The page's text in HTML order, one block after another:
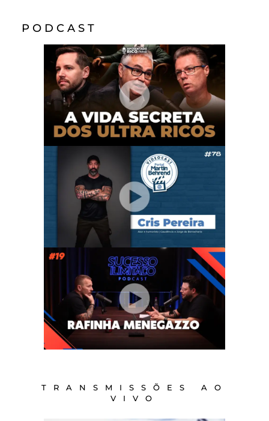
P O D C A S T
TRANSMISSÕES AO
VIVO